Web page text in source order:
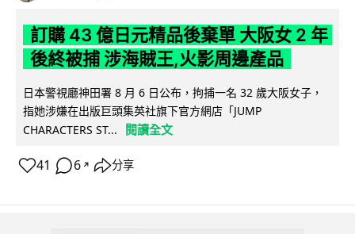
訂購 43 億日元精品後棄單 大阪女 2 年
後終被捕 涉海賊王,火影周邊產品
日本警視廳神田署 8 月 6 日公布，拘捕一名 32 歲大阪女子，
指她涉嫌在出版巨頭集英社旗下官方網店「JUMP
CHARACTERS ST...
閱讀全文
41 6 ↗ 分享